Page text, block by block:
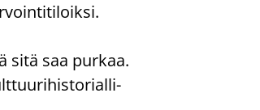
sitä saa pur­kaa.